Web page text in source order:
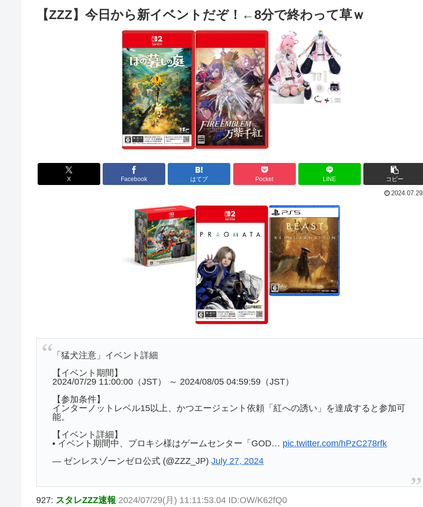
【ZZZ】今日から新イベントだぞ！←8分で終わって草ｗ
X Facebook はてブ Pocket LINE コピー
2024.07.29
「猛犬注意」イベント詳細
【イベント期間】
2024/07/29 11:00:00（JST） ～ 2024/08/05 04:59:59（JST）
【参加条件】
インターノットレベル15以上、かつエージェント依頼「紅への誘い」を達成すると参加可
能。
【イベント詳細】
• イベント期間中、プロキシ様はゲームセンター「GOD… pic.twitter.com/hPzC278rfk
— ゼンレスゾーンゼロ公式 (@ZZZ_JP)July 27, 2024
927: スタレZZZ速報 2024/07/29(月) 11:11:53.04 ID:OW/K62fQ0